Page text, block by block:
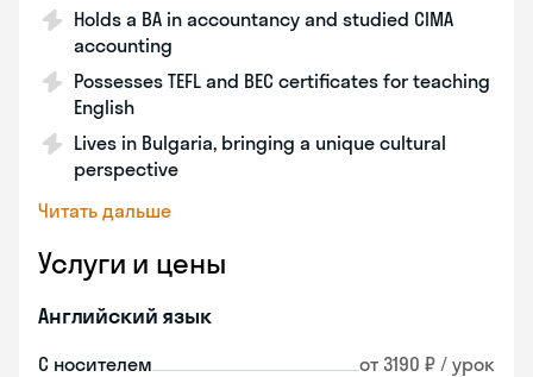
Holds a BA in accountancy and studied CIMA
accounting
Possesses TEFL and BEC certificates for teaching
English
Lives in Bulgaria, bringing a unique cultural
perspective
Читать дальше
Услуги и цены
Английский язык
С носителем от 3190 ₽ / урок